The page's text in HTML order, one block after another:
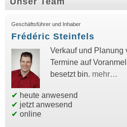
Geschäftsführer und Inhaber
Frédéric Steinfels
Verkauf und Planung
Termine auf
besetzt bin. mehr…
✔ heute anwesend
✔ jetzt anwesend
✔ online